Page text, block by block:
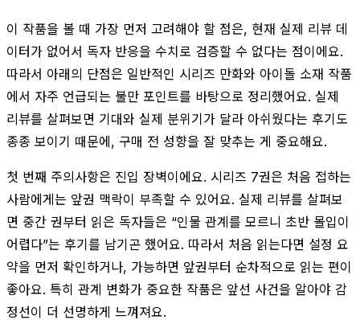
이 작품을 볼 때 가장 먼저 고려해야 할 점은, 현재 실제 리뷰 데
이터가 없어서 독자 반응을 수치로 검증할 수 없다는 점이에요.
따라서 아래의 단점은 일반적인 시리즈 만화와 아이돌 소재 작품
에서 자주 언급되는 불만 포인트를 바탕으로 정리했어요. 실제
리뷰를 살펴보면 기대와 실제 분위기가 달라 아쉬웠다는 후기도
종종 보이기 때문에, 구매 전 성향을 잘 맞추는 게 중요해요.
첫 번째 주의사항은 진입 장벽이에요. 시리즈 7권은 처음 접하는
사람에게는 앞권 맥락이 부족할 수 있어요. 실제 리뷰를 살펴보
면 중간 권부터 읽은 독자들은 “인물 관계를 모르니 초반 몰입이
어렵다”는 후기를 남기곤 했어요. 따라서 처음 읽는다면 설정 요
약을 먼저 확인하거나, 가능하면 앞권부터 순차적으로 읽는 편이
좋아요. 특히 관계 변화가 중요한 작품은 앞선 사건을 알아야 감
정선이 더 선명하게 느껴져요.